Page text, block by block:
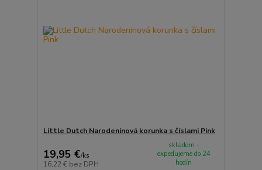
Little Dutch Narodeninová korunka s číslami Pink
19,95 €/ks
16,22 € bez DPH
skladom -
expedujeme do 24
hodín